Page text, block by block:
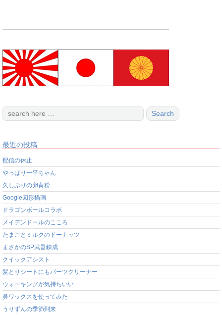
最近の投稿
配信の休止
やっぱり一平ちゃん
久しぶりの卵黄粉
Google図形描画
ドラゴンボールコラボ
メイデンドールのこころ
たまごとミルクのドーナッツ
まさかのSP武器錬成
クイックアシスト
髪とりシートにもパーツクリーナー
ウォーキングが気持ちいい
鼻ワックスを使ってみた
うりずんの季節到来